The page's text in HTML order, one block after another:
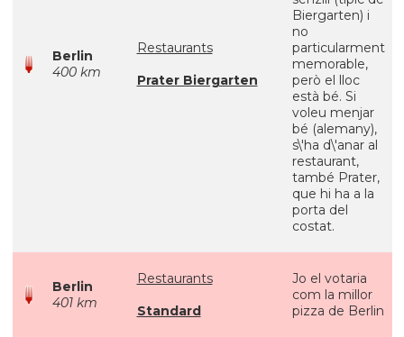
Berlin
400 km
Restaurants
Prater Biergarten
Biergarten) i
no
particularment
memorable,
però el lloc
està bé. Si
voleu menjar
bé (alemany),
s\'ha d\'anar al
restaurant,
també Prater,
que hi ha a la
porta del
costat.
Berlin
401 km
Restaurants
Standard
Jo el votaria
com la millor
pizza de Berlin